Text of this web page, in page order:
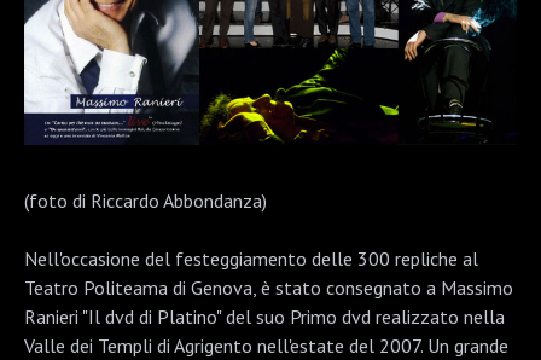
(foto di Riccardo Abbondanza)
Nell'occasione del festeggiamento delle 300 repliche al
Teatro Politeama di Genova, è stato consegnato a Massimo
Ranieri "Il dvd di Platino" del suo Primo dvd realizzato nella
Valle dei Templi di Agrigento nell'estate del 2007. Un grande